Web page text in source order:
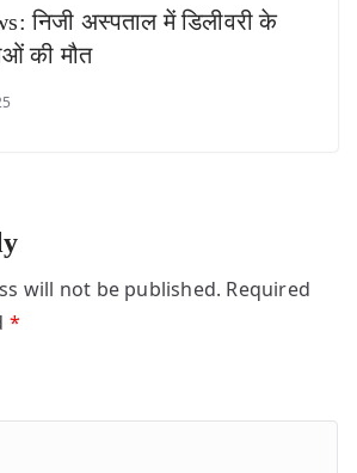
निजी अस्पताल में डिलीवरी के
की मौत
will not be published. Required
*